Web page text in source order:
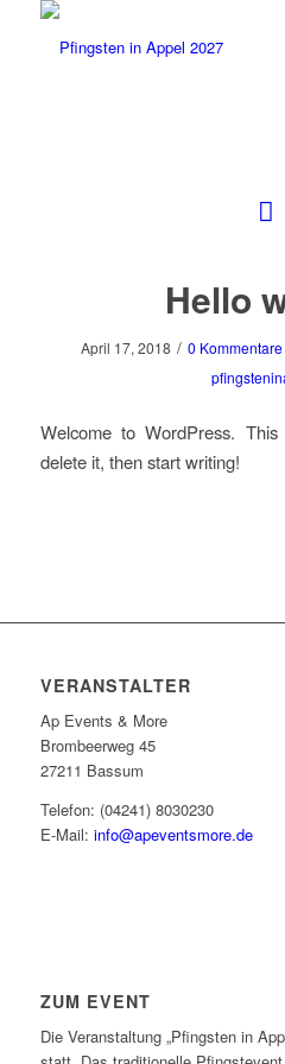
Hello
April 17, 2018 / 0 Kommentare
Welcome to WordPress.
delete it, then start writing!
VERANSTALTER
Ap Events & More
Brombeerweg 45
27211 Bassum
Telefon: (04241) 8030230
E-Mail: info@apeventsmore.de
ZUM EVENT
Die Veranstaltung „Pfingsten in